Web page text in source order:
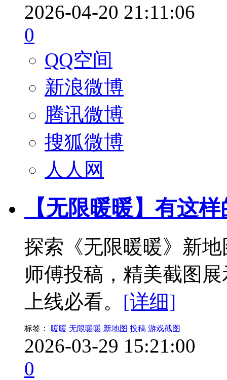
2026-04-20 21:11:06
0
QQ空间
新浪微博
腾讯微博
搜狐微博
人人网
【无限暖暖】有这
探索《无限暖暖》新
师傅投稿，精美截图
上线必看。 [详细]
标签： 暖暖 无限暖暖 新地图 投稿 游戏截图
2026-03-29 15:21:00
0